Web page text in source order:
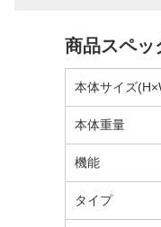
商品スペッ
本体サイズ
本体重量
機能
タイプ